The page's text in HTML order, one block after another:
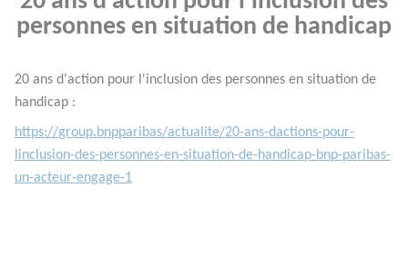
personnes en situation de handicap
20 ans d'action pour l'inclusion des personnes en situation de
handicap :
https://group.bnpparibas/actualite/20-ans-dactions-pour-
linclusion-des-personnes-en-situation-de-handicap-bnp-paribas-
un-acteur-engage-1